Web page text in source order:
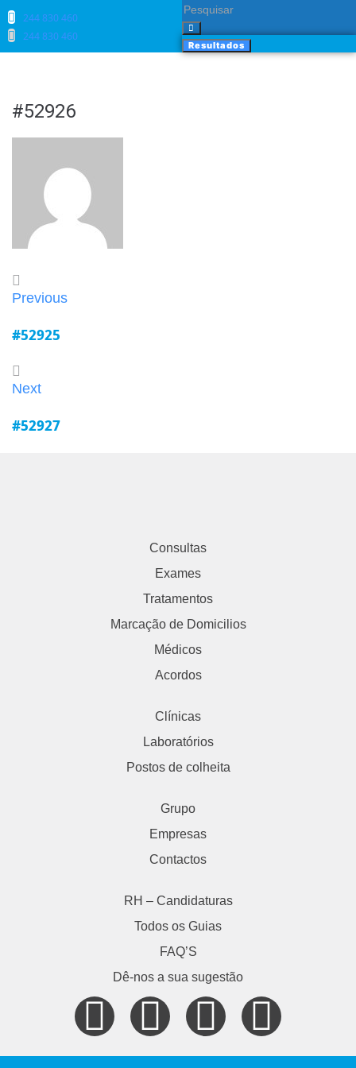
244 830 460​
244 830 460​
Resultados
#52926
Previous
#52925
Next
#52927
Consultas
Exames
Tratamentos
Marcação de Domicilios
Médicos
Acordos
Clínicas
Laboratórios
Postos de colheita
Grupo
Empresas
Contactos
RH – Candidaturas
Todos os Guias
FAQ’S
Dê-nos a sua sugestão